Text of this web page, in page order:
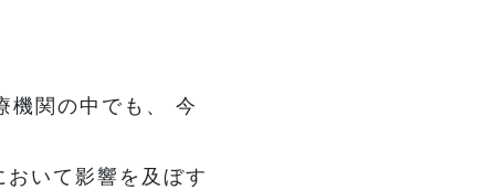
機関の中でも、 今
いて影響を及ぼす